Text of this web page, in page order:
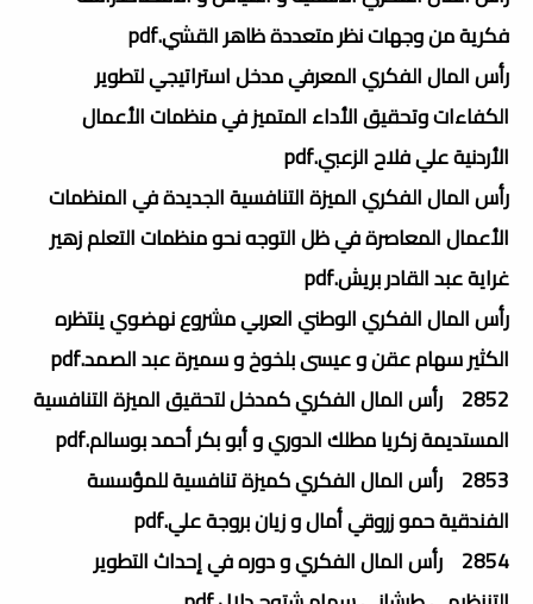
فكرية من وجهات نظر متعددة ظاهر القشي.pdf
رأس المال الفكري المعرفي مدخل استراتيجي لتطوير
الكفاءات وتحقيق الأداء المتميز في منظمات الأعمال
الأردنية علي فلاح الزعبي.pdf
رأس المال الفكري الميزة التنافسية الجديدة في المنظمات
الأعمال المعاصرة في ظل التوجه نحو منظمات التعلم زهير
غراية عبد القادر بريش.pdf
رأس المال الفكري الوطني العربي مشروع نهضوي ينتظره
الكثير سهام عقن و عيسى بلخوخ و سميرة عبد الصمد.pdf
2852 رأس المال الفكري كمدخل لتحقيق الميزة التنافسية
المستديمة زكريا مطلك الدوري و أبو بكر أحمد بوسالم.pdf
2853 رأس المال الفكري كميزة تنافسية للمؤسسة
الفندقية حمو زروقي أمال و زيان بروجة علي.pdf
2854 رأس المال الفكري و دوره في إحداث التطوير